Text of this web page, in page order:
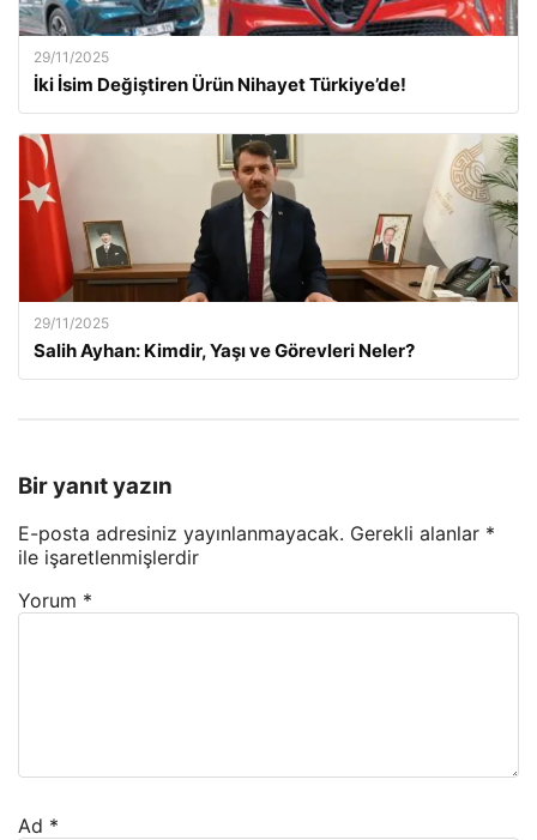
29/11/2025
İki İsim Değiştiren Ürün Nihayet Türkiye’de!
29/11/2025
Salih Ayhan: Kimdir, Yaşı ve Görevleri Neler?
Bir yanıt yazın
E-posta adresiniz yayınlanmayacak. Gerekli alanlar *
ile işaretlenmişlerdir
Yorum *
Ad *